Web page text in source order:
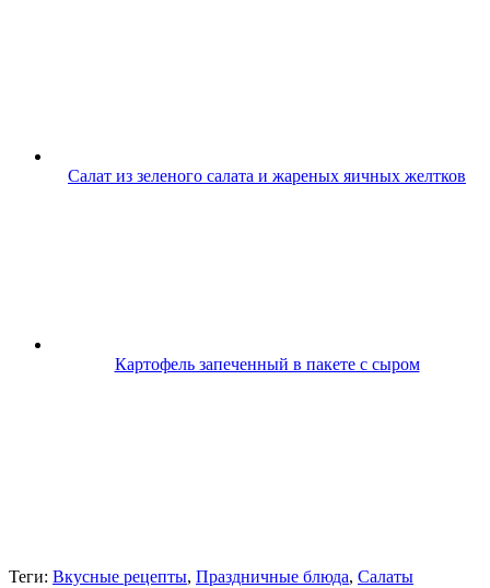
Салат из зеленого салата и жареных яичных желтков
Картофель запеченный в пакете с сыром
Теги: Вкусные рецепты, Праздничные блюда, Салаты